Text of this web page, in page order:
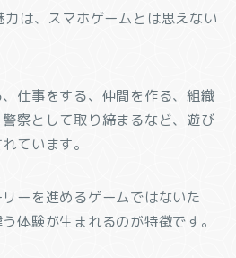
は、スマホゲームとは思えない
仕事をする、仲間を作る、組織
察として取り締まるなど、遊び
ています。
ーを進めるゲームではないた
体験が生まれるのが特徴です。